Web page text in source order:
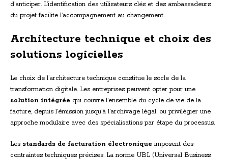
d’anticiper. L’identification des utilisateurs clés et des ambassadeurs
du projet facilite l’accompagnement au changement.
Architecture technique et choix des
solutions logicielles
Le choix de l’architecture technique constitue le socle de la
transformation digitale. Les entreprises peuvent opter pour une
solution intégrée qui couvre l’ensemble du cycle de vie de la
facture, depuis l’émission jusqu’à l’archivage légal, ou privilégier une
approche modulaire avec des spécialisations par étape du processus.
Les standards de facturation électronique imposent des
contraintes techniques précises. La norme UBL (Universal Business